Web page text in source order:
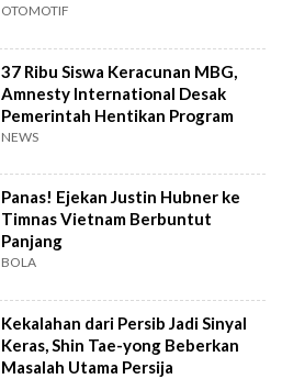
OTOMOTIF
37 Ribu Siswa Keracunan MBG,
Amnesty International Desak
Pemerintah Hentikan Program
NEWS
Panas! Ejekan Justin Hubner ke
Timnas Vietnam Berbuntut
Panjang
BOLA
Kekalahan dari Persib Jadi Sinyal
Keras, Shin Tae-yong Beberkan
Masalah Utama Persija